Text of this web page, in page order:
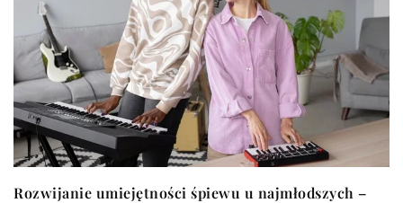
Rozwijanie umiejętności śpiewu u najmłodszych –